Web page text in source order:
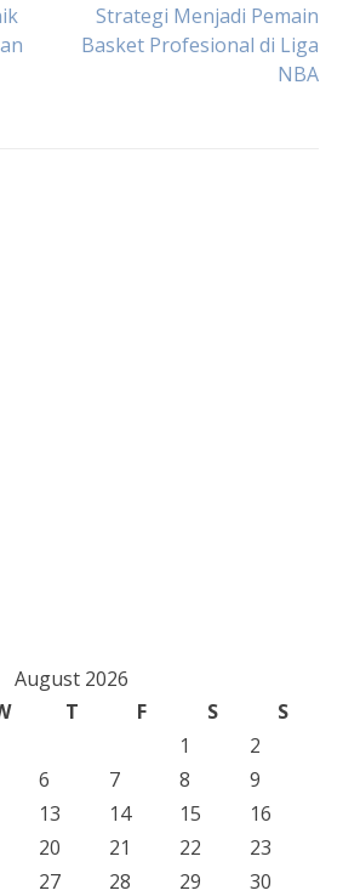
Strategi Menjadi Pemain
Basket Profesional di Liga
NBA
August 2026
T F S
S
1
2
6 7 8
9
13 14 15
16
20 21 22
23
27 28 29
30